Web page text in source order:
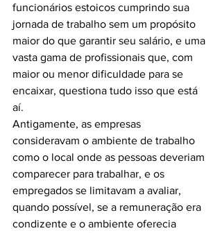
funcionários estoicos cumprindo sua
jornada de trabalho sem um propósito
maior do que garantir seu salário, e uma
vasta gama de profissionais que, com
maior ou menor dificuldade para se
encaixar, questiona tudo isso que está
aí.
Antigamente, as empresas
consideravam o ambiente de trabalho
como o local onde as pessoas deveriam
comparecer para trabalhar, e os
empregados se limitavam a avaliar,
quando possível, se a remuneração era
condizente e o ambiente oferecia